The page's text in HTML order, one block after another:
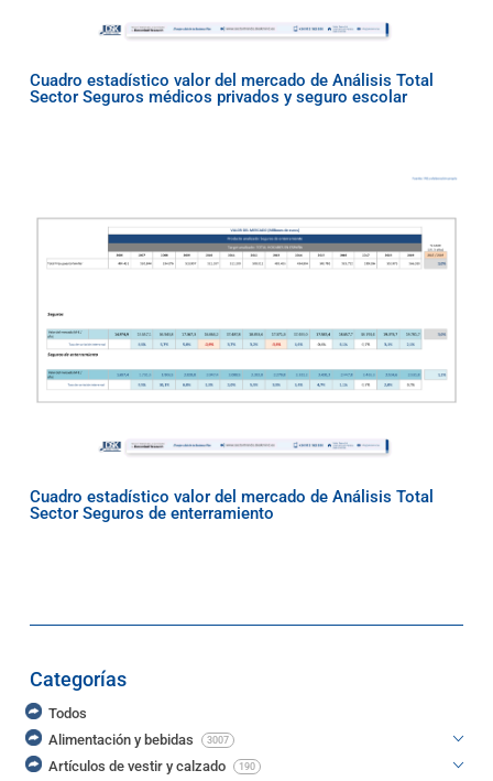
Cuadro estadístico valor del mercado de Análisis Total
Sector Seguros médicos privados y seguro escolar
Cuadro estadístico valor del mercado de Análisis Total
Sector Seguros de enterramiento
Categorías
Todos
Alimentación y bebidas
3007
Artículos de vestir y calzado 190